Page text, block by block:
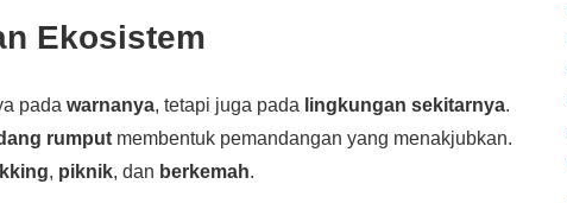
Ekosistem
padawarnanya, tetapi juga pada lingkungan sekitarnya.
rumput membentuk pemandangan yang menakjubkan.
, piknik, dan berkemah.